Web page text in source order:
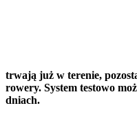
trwają już w terenie,
rowery. System testowo
dniach.